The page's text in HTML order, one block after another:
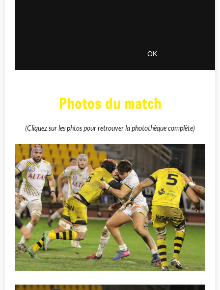
Photos du match
(Cliquez sur les phtos pour retrouver la photothèque complète)